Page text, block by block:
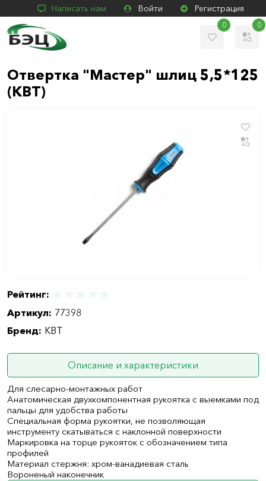
Написать нам Войти Регистрация
0 0
Отвертка "Мастер" шлиц 5,5*125
(КВТ)
Рейтинг:
Артикул: 77398
Бренд: КВТ
Описание и характеристики
Для слесарно-монтажных работ
Анатомическая двухкомпонентная рукоятка с выемками под
пальцы для удобства работы
Специальная форма рукоятки, не позволяющая
инструменту скатываться с наклонной поверхности
Маркировка на торце рукояток с обозначением типа
профилей
Материал стержня: хром-ванадиевая сталь
Вороненый наконечник